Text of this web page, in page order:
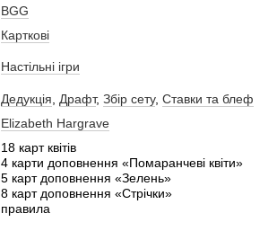
BGG
Карткові
Настільні ігри
Дедукція Драфт, Збір сету, Ставки та блеф
Elizabeth Hargrave
18 карт квітів
4 карти доповнення «Помаранчеві квіти»
5 карт доповнення «Зелень»
8 карт доповнення «Стрічки»
правила